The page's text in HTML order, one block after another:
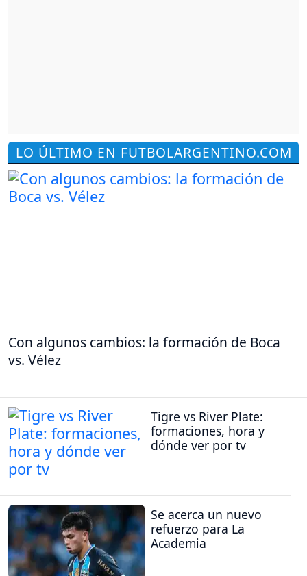
LO ÚLTIMO EN FUTBOLARGENTINO.COM
Con algunos cambios: la formación de Boca
vs. Vélez
Tigre vs River Plate:
formaciones, hora y
dónde ver por tv
Se acerca un nuevo
refuerzo para La
Academia